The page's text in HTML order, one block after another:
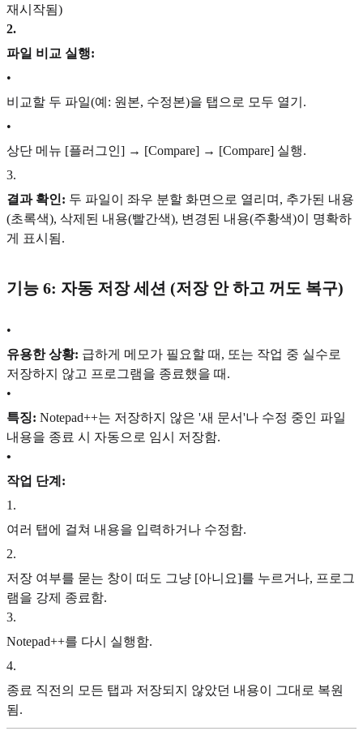
재시작됨)
2.
파일 비교 실행:
•
비교할 두 파일(예: 원본, 수정본)을 탭으로 모두 열기.
•
상단 메뉴 [플러그인] → [Compare] → [Compare] 실행.
3.
결과 확인: 두 파일이 좌우 분할 화면으로 열리며, 추가된 내용
(초록색), 삭제된 내용(빨간색), 변경된 내용(주황색)이 명확하
게 표시됨.
기능 6: 자동 저장 세션 (저장 안 하고 꺼도 복구)
•
유용한 상황: 급하게 메모가 필요할 때, 또는 작업 중 실수로
저장하지 않고 프로그램을 종료했을 때.
•
특징: Notepad++는 저장하지 않은 '새 문서'나 수정 중인 파일
내용을 종료 시 자동으로 임시 저장함.
•
작업 단계:
1 .
여러 탭에 걸쳐 내용을 입력하거나 수정함.
2.
저장 여부를 묻는 창이 떠도 그냥 [아니요]를 누르거나, 프로그
램을 강제 종료함.
3.
Notepad++를 다시 실행함.
4.
종료 직전의 모든 탭과 저장되지 않았던 내용이 그대로 복원
됨.